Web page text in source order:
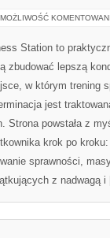
MOŻLIWOŚĆ
Station to
zbudować lepszą
w którym trening
jest
Strona powstała z
krok po
sprawności,
z nadwagą